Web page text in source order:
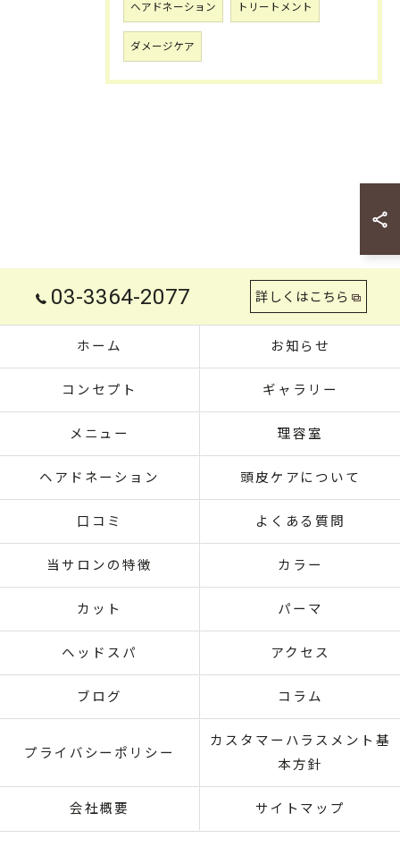
ヘアドネーション トリートメント
ダメージケア
03-3364-2077 詳しくはこちら
ホーム お知らせ
コンセプト ギャラリー
メニュー 理容室
ヘアドネーション 頭皮ケアについて
口コミ よくある質問
当サロンの特徴 カラー
カット パーマ
ヘッドスパ アクセス
ブログ コラム
プライバシーポリシー
カスタマーハラスメント基
本方針
会社概要 サイトマップ